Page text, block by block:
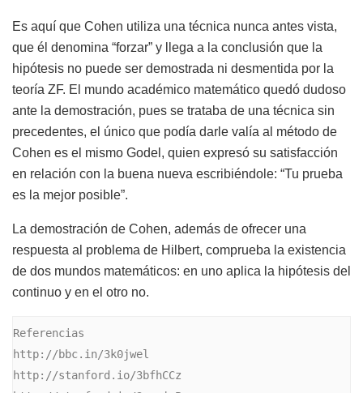
Es aquí que Cohen utiliza una técnica nunca antes vista,
que él denomina “forzar” y llega a la conclusión que la
hipótesis no puede ser demostrada ni desmentida por la
teoría ZF. El mundo académico matemático quedó dudoso
ante la demostración, pues se trataba de una técnica sin
precedentes, el único que podía darle valía al método de
Cohen es el mismo Godel, quien expresó su satisfacción
en relación con la buena nueva escribiéndole: “Tu prueba
es la mejor posible”.
La demostración de Cohen, además de ofrecer una
respuesta al problema de Hilbert, comprueba la existencia
de dos mundos matemáticos: en uno aplica la hipótesis del
continuo y en el otro no.
Referencias
http://bbc.in/3k0jwel
http://stanford.io/3bfhCCz